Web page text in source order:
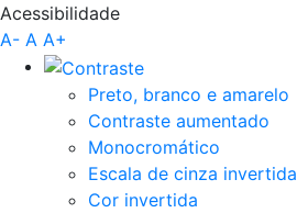
Pular para o Conteúdo principal
Acessibilidade
A- A A+
Preto, branco e amarelo
Contraste aumentado
Monocromático
Escala de cinza invertida
Cor invertida